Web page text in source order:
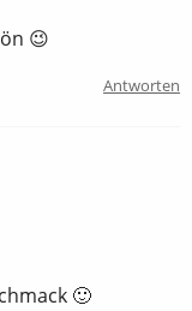
😉
Antworten
🙂